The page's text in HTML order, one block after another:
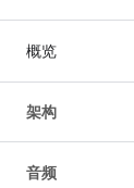
概览
架构
音频